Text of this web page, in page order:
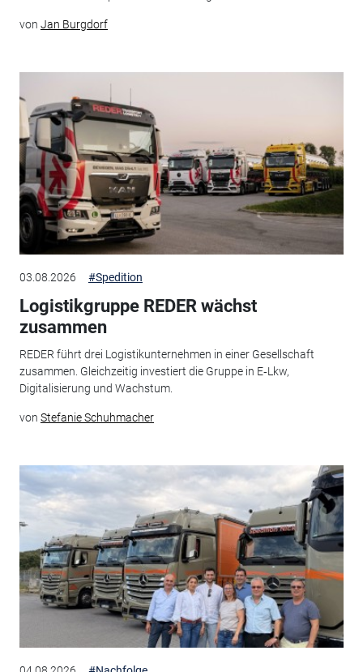
von Jan Burgdorf
03.08.2026 #Spedition
Logistikgruppe REDER wächst
zusammen
REDER führt drei Logistikunternehmen in einer Gesellschaft
zusammen. Gleichzeitig investiert die Gruppe in E‑Lkw,
Digitalisierung und Wachstum.
von Stefanie Schuhmacher